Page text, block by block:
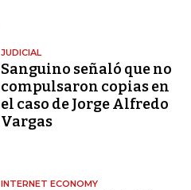
JUDICIAL
Sanguino señaló que no
compulsaron copias en
el caso de Jorge Alfredo
Vargas
INTERNET ECONOMY